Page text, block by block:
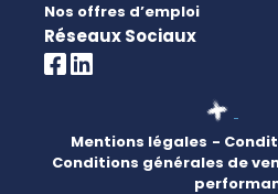
Nos offres d’emploi
Réseaux Sociaux
Mentions légales -
Conditions générales de